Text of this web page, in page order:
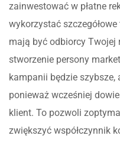
zainwestować w płatne
wykorzystać
mają być odbiorcy Twojej
stworzenie persony
kampanii będzie szybsze,
ponieważ wcześniej
klient. To pozwoli
zwiększyć współczynnik